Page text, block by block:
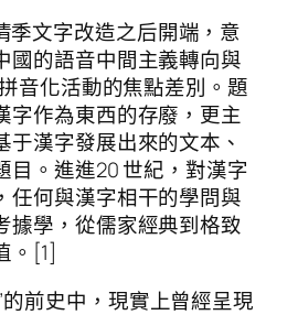
季文字改造之后開端，意
國的語音中間主義轉向與
音化活動的焦點差別。題
字作為東西的存廢，更主
于漢字發展出來的文本、
目。進進20 世紀，對漢字
任何與漢字相干的學問與
據學，從儒家經典到格致
。[1]
的前史中，現實上曾經呈現